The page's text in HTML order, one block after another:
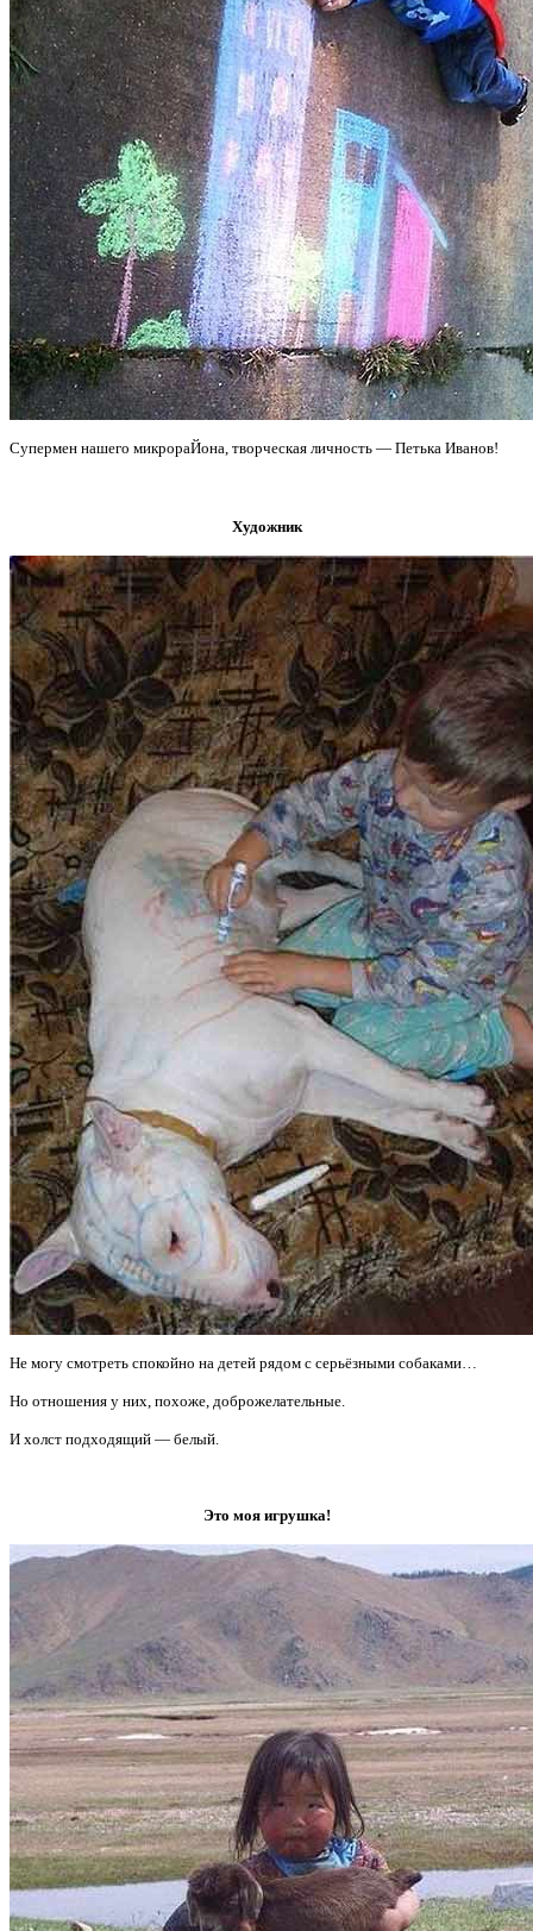
Супермен нашего микрораЙона, творческая личность — Петька Иванов!
Художник
Не могу смотреть спокойно на детей рядом с серьёзными собаками…
Но отношения у них, похоже, доброжелательные.
И холст подходящий — белый.
Это моя игрушка!